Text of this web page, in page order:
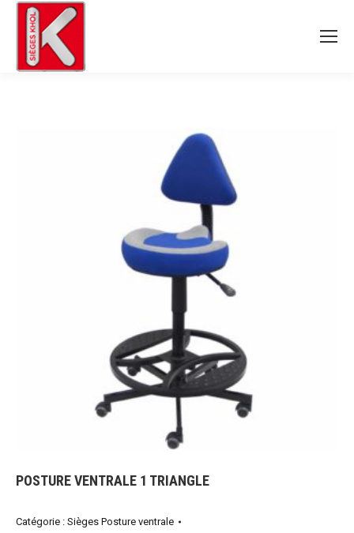
POSTURE VENTRALE 1 TRIANGLE
Catégorie : Sièges Posture ventrale